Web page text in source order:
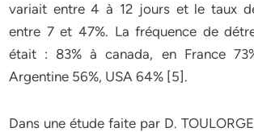
variait entre 4 à 12 jours et le taux
entre 7 et 47%. La fréquence de
était : 83% à canada, en France
Argentine 56%, USA 64% [5].
Dans une étude faite par D.